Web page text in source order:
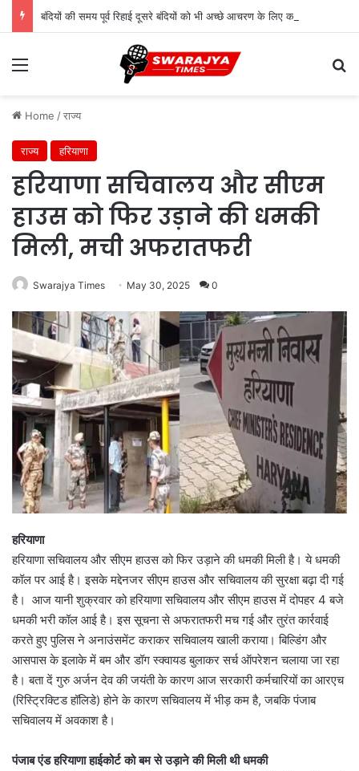
Menu
Home /राज्य
राज्य हरियाणा
हरियाणा सचिवालय और सीएम
हाउस को फिर उड़ाने की धमकी
मिली, मची अफरातफरी
Swarajya Times May 30, 2025 0
हरियाणा
हरियाणा सचिवालय और सीएम हाउस को फिर उड़ाने की धमकी मिली है। ये धमकी
कॉल पर आई है। इसके मद्देनजर सीएम हाउस और सचिवालय की सुरक्षा बढ़ा दी गई
है। आज यानी शुक्रवार को हरियाणा सचिवालय और सीएम हाउस में दोपहर 4 बजे
धमकी भरी कॉल आई है। इस सूचना से अफरातफरी मच गई और तुरंत कार्रवाई
करते हुए पुलिस ने अनाउंसमेंट कराकर सचिवालय खाली कराया। बिल्डिंग और
आसपास के इलाके में बम और डॉग स्क्वायड बुलाकर सर्च ऑपरेशन चलाया जा रहा
है। बता दें गुरु अर्जन देव की जयंती के कारण आज सरकारी कर्मचारियों का आरएच
(रिस्ट्रिक्टिड हॉलिडे) होने के कारण सचिवालय में भीड़ कम है, जबकि पंजाब
सचिवालय में अवकाश है।
पंजाब एंड हरियाणा हाईकोर्ट को बम से उड़ाने की मिली थी धमकी